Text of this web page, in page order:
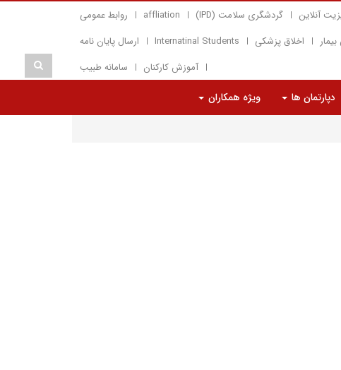
آنلاین گردشگری سلامت (IPD) affliation
روابط عمومی
اخلاق پزشکی Internatinal Students
ارسال پایان نامه
آموزش کارکنان
سامانه طبیب
دپارتمان ها
ویژه همکاران